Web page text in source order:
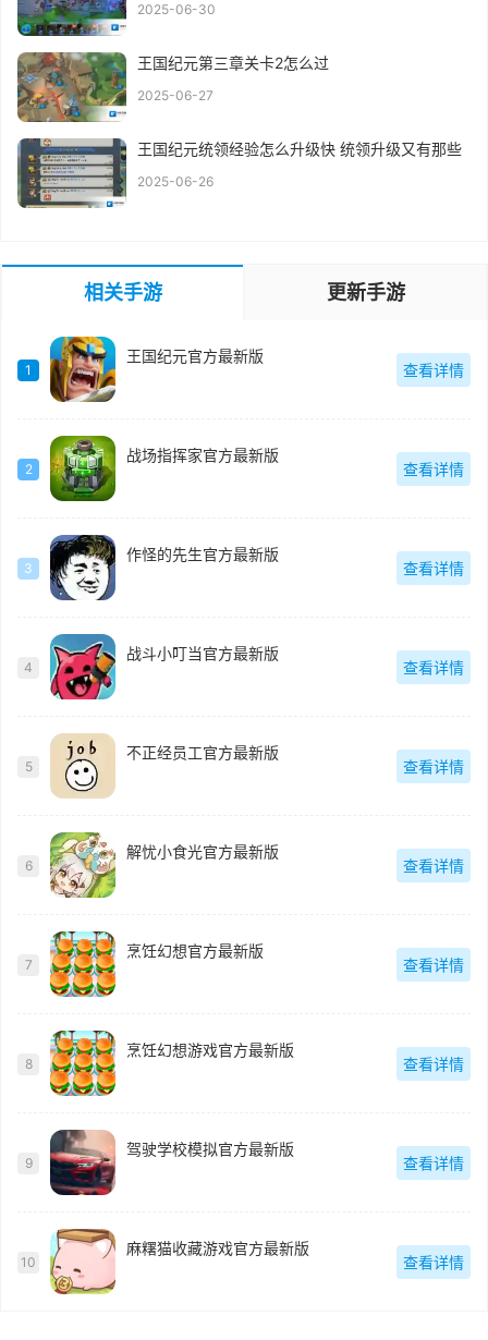
2025-06-30
王国纪元第三章关卡2怎么过
2025-06-27
王国纪元统领经验怎么升级快 统领升级又有那些
2025-06-26
相关手游 更新手游
1
王国纪元官方最新版
查看详情
2
战场指挥家官方最新版
查看详情
3
作怪的先生官方最新版
查看详情
4
战斗小叮当官方最新版
查看详情
5
不正经员工官方最新版
查看详情
6
解忧小食光官方最新版
查看详情
7
烹饪幻想官方最新版
查看详情
8
烹饪幻想游戏官方最新版
查看详情
9
驾驶学校模拟官方最新版
查看详情
10
麻糬猫收藏游戏官方最新版
查看详情